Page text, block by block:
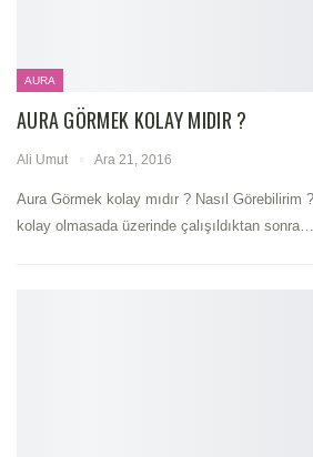
AURA
AURA GÖRMEK KOLAY MIDIR ?
Ali Umut Ara 21, 2016
Aura Görmek kolay mıdır ? Nasıl Görebilirim
kolay olmasada üzerinde çalışıldıktan sonra…